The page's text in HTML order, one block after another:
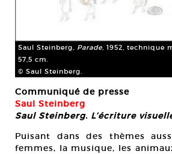
Saul Steinberg, Parade, 1952, technique
57,5 cm.
© Saul Steinberg.
Communiqué de presse
Saul Steinberg
Saul Steinberg. L’écriture
Puisant dans des thèmes
femmes, la musique, les